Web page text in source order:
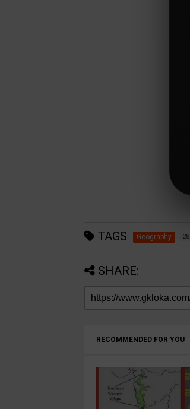
TAGS Geography 28
SHARE:
RECOMMENDED FOR YOU